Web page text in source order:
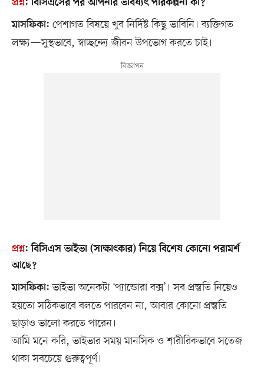
প্রশ্ন: বিসিএসের পর আপনার ভবিষ্যৎ পরিকল্পনা কী?
মাসফিকা: পেশাগত বিষয়ে খুব নির্দিষ্ট কিছু ভাবিনি। ব্যক্তিগত
লক্ষ্য—সুস্থভাবে, স্বাচ্ছন্দ্যে জীবন উপভোগ করতে চাই।
প্রশ্ন:বিসিএস ভাইভা (সাক্ষাৎকার) নিয়ে বিশেষ কোনো পরামর্শ
আছে?
মাসফিকা: ভাইভা অনেকটা ‘প্যান্ডোরা বক্স’। সব প্রস্তুতি নিয়েও
হয়তো সঠিকভাবে বলতে পারবেন না, আবার কোনো প্রস্তুতি
ছাড়াও ভালো করতে পারেন।
আমি মনে করি, ভাইভার সময় মানসিক ও শারীরিকভাবে সতেজ
থাকা সবচেয়ে গুরুত্বপূর্ণ।